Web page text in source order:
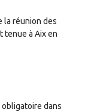
la réunion des
tenue à Aix en
dans